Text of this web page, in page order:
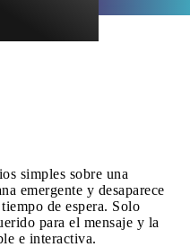
simples sobre una
emergente y desaparece
de espera. Solo
para el mensaje y la
e interactiva.